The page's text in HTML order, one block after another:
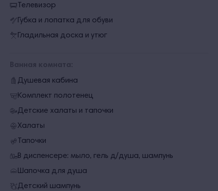
Телевизор
Губка и лопатка для обуви
Гладильная доска и утюг
Душевая кабина
Комплект полотенец
Детские халаты и тапочки
Халаты
Тапочки
В диспенсере: мыло, гель д/душа, шампунь
Шапочка для душа
Детский шампунь